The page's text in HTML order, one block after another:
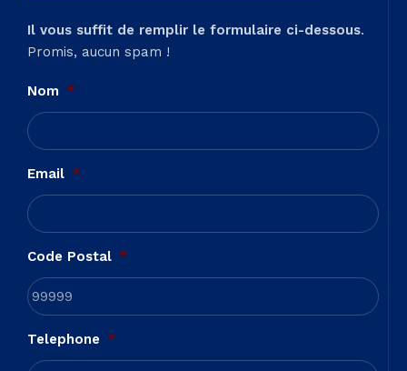
Il vous suffit de remplir le formulaire ci-dessous.
Promis, aucun spam !
Nom *
Email *
Code Postal *
Telephone *